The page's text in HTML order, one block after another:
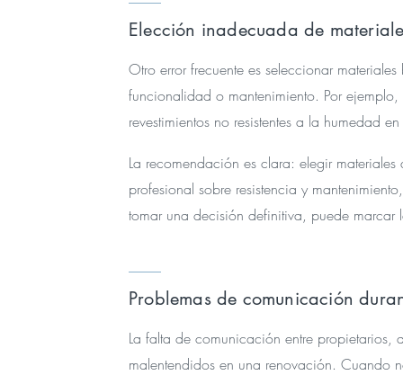
Elección inadecuada de
Otro error frecuente es seleccionar
funcionalidad o mantenimiento. Por
revestimientos no resistentes a la humedad
La recomendación es clara: elegir
profesional sobre resistencia y
tomar una decisión definitiva, puede marcar
Problemas de comunicación
La falta de comunicación entre propietarios,
malentendidos en una renovación. Cuando